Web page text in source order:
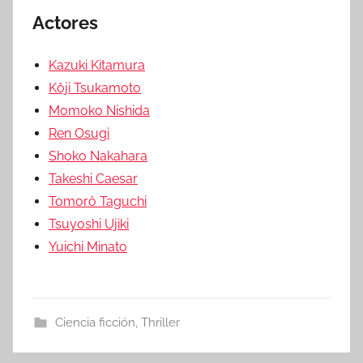
Actores
Kazuki Kitamura
Kôji Tsukamoto
Momoko Nishida
Ren Osugi
Shoko Nakahara
Takeshi Caesar
Tomorô Taguchi
Tsuyoshi Ujiki
Yuichi Minato
Ciencia ficción, Thriller